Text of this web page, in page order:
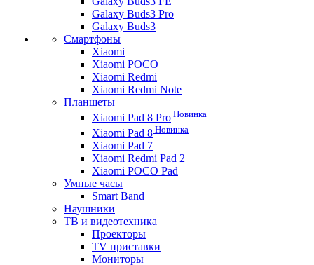
Galaxy Buds3 Pro
Galaxy Buds3
Смартфоны
Xiaomi
Xiaomi POCO
Xiaomi Redmi
Xiaomi Redmi Note
Планшеты
Xiaomi Pad 8 Pro Новинка
Xiaomi Pad 8 Новинка
Xiaomi Pad 7
Xiaomi Redmi Pad 2
Xiaomi POCO Pad
Умные часы
Smart Band
Наушники
ТВ и видеотехника
Проекторы
TV приставки
Мониторы